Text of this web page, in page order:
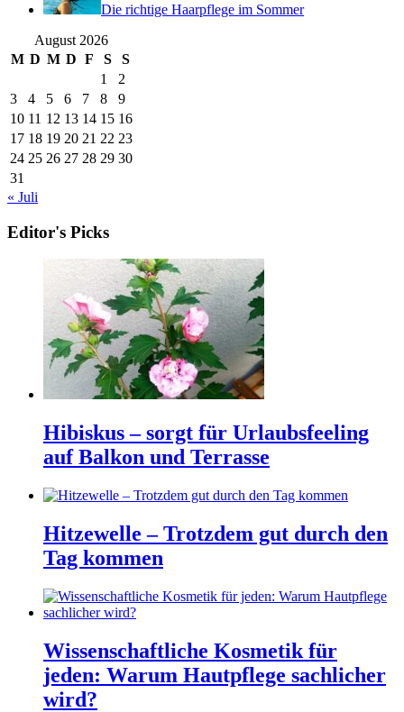
Die richtige Haarpflege im Sommer
August 2026
M D M D F S
S
1
2
3
4 5 6 7 8
9
10 11 12 13 14 15 16
17 18 19 20 21 22 23
24 25 26 27 28 29 30
31
« Juli
Editor's Picks
Hibiskus – sorgt für Urlaubsfeeling
auf Balkon und Terrasse
Hitzewelle – Trotzdem gut durch den
Tag kommen
Wissenschaftliche Kosmetik für
jeden: Warum Hautpflege sachlicher
wird?